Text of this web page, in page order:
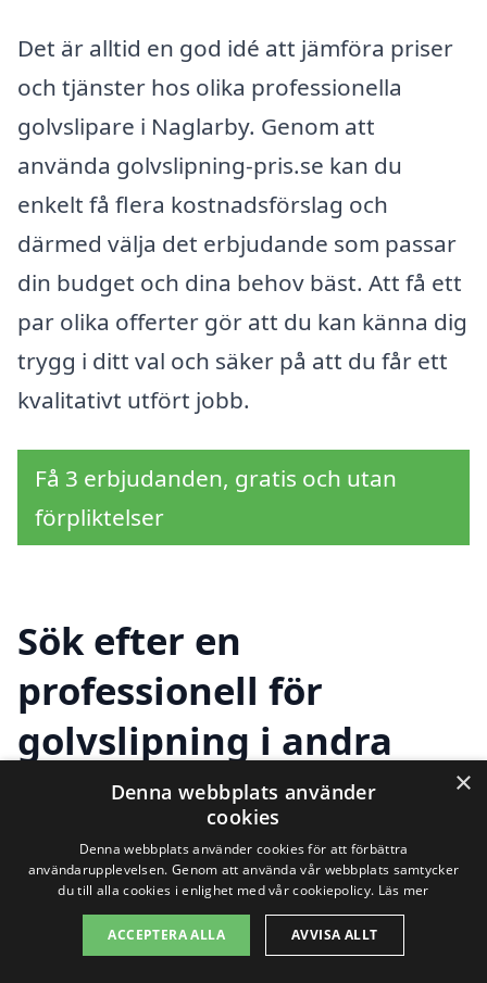
Det är alltid en god idé att jämföra priser
och tjänster hos olika professionella
golvslipare i Naglarby. Genom att
använda golvslipning-pris.se kan du
enkelt få flera kostnadsförslag och
därmed välja det erbjudande som passar
din budget och dina behov bäst. Att få ett
par olika offerter gör att du kan känna dig
trygg i ditt val och säker på att du får ett
kvalitativt utfört jobb.
Få 3 erbjudanden, gratis och utan
förpliktelser
Sök efter en
professionell för
golvslipning i andra
städer nära Naglarby
Att hitta rätt hjälp förgolvslipning i
Naglarbykan vara en utmaning, men det
finns flera alternativ i närliggande städer
×
Denna webbplats använder
cookies
Denna webbplats använder cookies för att förbättra
användarupplevelsen. Genom att använda vår webbplats samtycker
du till alla cookies i enlighet med vår cookiepolicy. Läs mer
ACCEPTERA ALLA AVVISA ALLT